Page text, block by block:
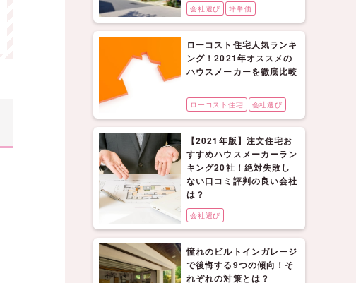
会社選び 坪単価
ローコスト住宅人気ランキ
ング！2021年オススメの
ハウスメーカーを徹底比較
ローコスト住宅 会社選び
【2021年版】注文住宅お
すすめハウスメーカーラン
キング20社！絶対失敗し
ない口コミ評判の良い会社
は？
会社選び
憧れのビルトインガレージ
で後悔する9つの傾向！そ
れぞれの対策とは？